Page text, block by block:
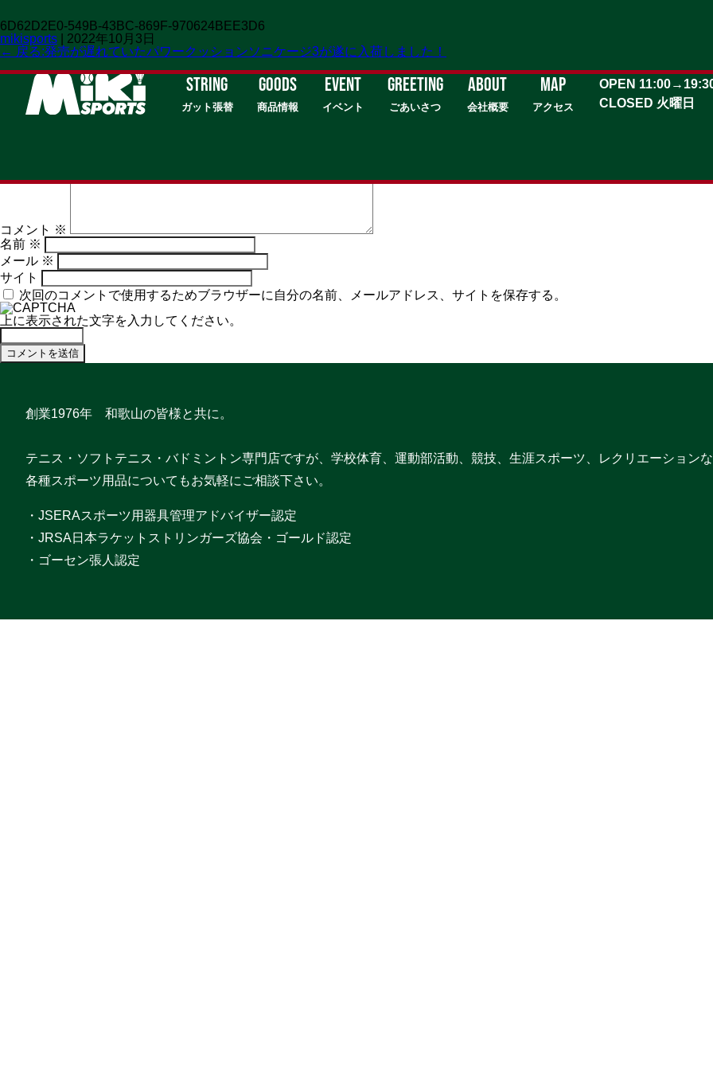
STRING
ガット張替
GOODS
商品情報
EVENT
イベント
GREETING
ごあいさつ
about
会社概要
MAP
アクセス
OPEN
CLOSED 火曜日
6D62D2E0-549B-43BC-869F-970624BEE3D6
mikisports
2022年10月3日
← 戻る:発売が遅れていたパワークッションソニケージ3が遂に入荷しました！
コメントを残す
コメント ※
名前 ※
メール ※
サイト
次回のコメントで使用するためブラウザーに自分の名前、メールアドレス、サイトを保存する。
上に表示された文字を入力してください。
創業1976年 和歌山の皆様と共に。
テニス・ソフトテニス・バドミントン専門店ですが、学校体育、運動部活動、競技、生涯スポーツ、レクリエーション
各種スポーツ用品についてもお気軽にご相談下さい。
・JSERAスポーツ用器具管理アドバイザー認定
・JRSA日本ラケットストリンガーズ協会・ゴールド認定
・ゴーセン張人認定